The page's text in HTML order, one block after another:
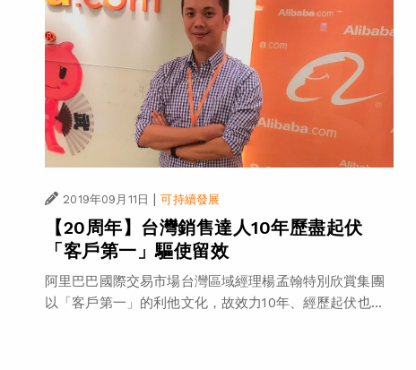
2019年09月11日 | 可持續發展
【20周年】台灣銷售達人10年歷盡起伏
「客戶第一」驅使留效
阿里巴巴國際交易市場台灣區域經理楊孟翰特別欣賞集團
以「客戶第一」的利他文化，故效力10年、經歷起伏也...